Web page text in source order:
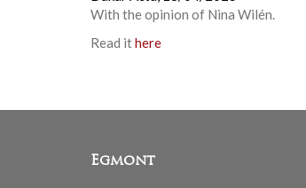
With the opinion of Nina Wilén.
Read ithere
Egmont